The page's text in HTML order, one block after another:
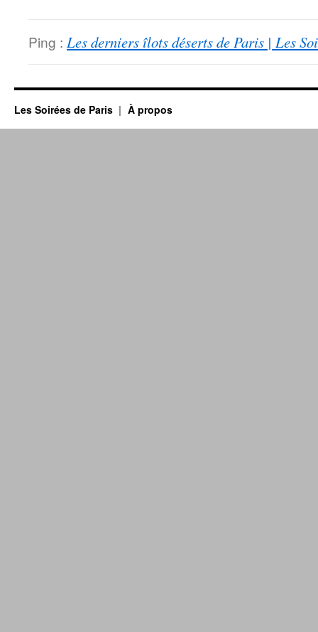
Ping : Les derniers îlots déserts de Paris | Les
Les Soirées de Paris À propos